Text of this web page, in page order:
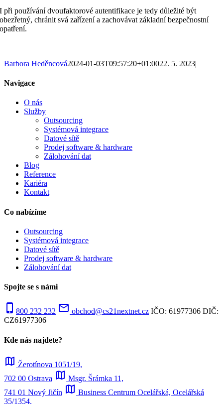
I při používání dvoufaktorové autentifikace je tedy důležité být
obezřetný, chránit svá zařízení a zachovávat základní bezpečnostní
opatření.
Barbora Heděncová2024-01-03T09:57:20+01:0022. 5. 2023|
Navigace
O nás
Služby
Outsourcing
Systémová integrace
Datové sítě
Prodej software & hardware
Zálohování dat
Blog
Reference
Kariéra
Kontakt
Co nabízíme
Outsourcing
Systémová integrace
Datové sítě
Prodej software & hardware
Zálohování dat
Spojte se s námi
phone_iphone 800 232 232 mail_outline obchod@cs21nextnet.cz IČO: 61977306 DIČ:
CZ61977306
Kde nás najdete?
map Žerotínova 1051/19,
702 00 Ostrava map Msgr. Šrámka 11,
741 01 Nový Jičín map Business Centrum Ocelářská, Ocelářská
35/1354,